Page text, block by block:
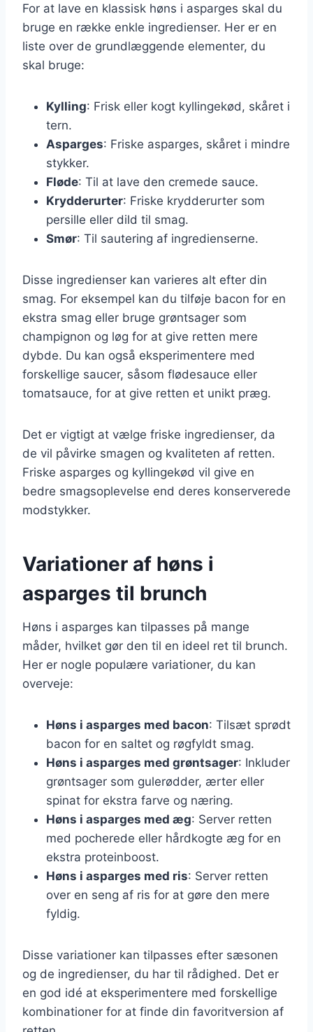
For at lave en klassisk høns i asparges skal du
bruge en række enkle ingredienser. Her er en
liste over de grundlæggende elementer, du
skal bruge:
Kylling: Frisk eller kogt kyllingekød, skåret i
tern.
Asparges: Friske asparges, skåret i mindre
stykker.
Fløde: Til at lave den cremede sauce.
Krydderurter: Friske krydderurter som
persille eller dild til smag.
Smør: Til sautering af ingredienserne.
Disse ingredienser kan varieres alt efter din
smag. For eksempel kan du tilføje bacon for en
ekstra smag eller bruge grøntsager som
champignon og løg for at give retten mere
dybde. Du kan også eksperimentere med
forskellige saucer, såsom flødesauce eller
tomatsauce, for at give retten et unikt præg.
Det er vigtigt at vælge friske ingredienser, da
de vil påvirke smagen og kvaliteten af retten.
Friske asparges og kyllingekød vil give en
bedre smagsoplevelse end deres konserverede
modstykker.
Variationer af høns i
asparges til brunch
Høns i asparges kan tilpasses på mange
måder, hvilket gør den til en ideel ret til brunch.
Her er nogle populære variationer, du kan
overveje:
Høns i asparges med bacon: Tilsæt sprødt
bacon for en saltet og røgfyldt smag.
Høns i asparges med grøntsager: Inkluder
grøntsager som gulerødder, ærter eller
spinat for ekstra farve og næring.
Høns i asparges med æg: Server retten
med pocherede eller hårdkogte æg for en
ekstra proteinboost.
Høns i asparges med ris: Server retten
over en seng af ris for at gøre den mere
fyldig.
Disse variationer kan tilpasses efter sæsonen
og de ingredienser, du har til rådighed. Det er
en god idé at eksperimentere med forskellige
kombinationer for at finde din favoritversion af